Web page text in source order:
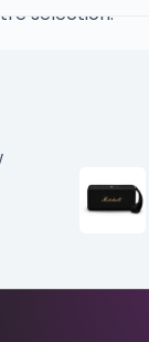
sélection.